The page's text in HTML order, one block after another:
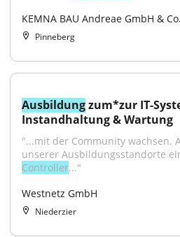
KEMNA BAU Andreae GmbH &
Pinneberg
Ausbildung zum*zur IT-
Instandhaltung & Wartung
"...mit der Community wachsen.
Controller..."
Westnetz GmbH
Niederzier